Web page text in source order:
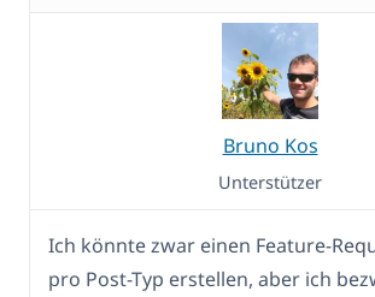
Bruno Kos
Unterstützer
Ich könnte zwar einen Feature-
pro Post-Typ erstellen, aber ich